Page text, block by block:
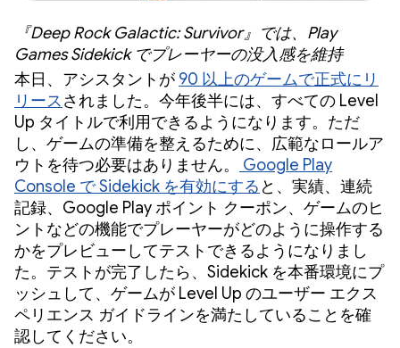
『Deep Rock Galactic: Survivor』では、Play
Games Sidekick でプレーヤーの没入感を維持
本日、アシスタントが 90 以上のゲームで正式にリ
リースされました。今年後半には、すべての Level
Up タイトルで利用できるようになります。ただ
し、ゲームの準備を整えるために、広範なロールア
ウトを待つ必要はありません。
Google Play
Console で Sidekick を有効にする と、実績、連続
記録、Google Play ポイント クーポン、ゲームのヒ
ントなどの機能でプレーヤーがどのように操作する
かをプレビューしてテストできるようになりまし
た。テストが完了したら、Sidekick を本番環境にプ
ッシュして、ゲームが Level Up のユーザー エクス
ペリエンス ガイドラインを満たしていることを確
認してください。